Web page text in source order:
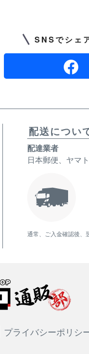
SNSでシェ
配送につい
配達業者
日本郵便、ヤマ
通常、ご入金確認後、
プライバシーポリシ